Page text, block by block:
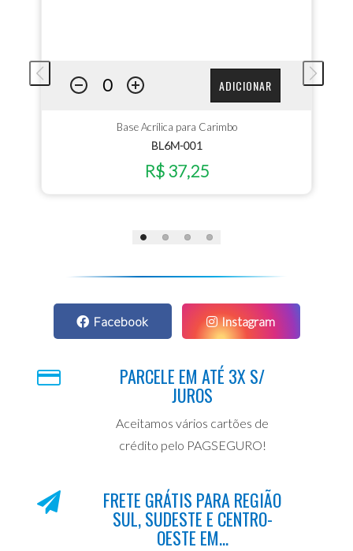
ADICIONAR
Base Acrílica para Carimbo
BL6M-001
R$ 37,25
Facebook Instagram
PARCELE EM ATÉ 3X S/
JUROS
Aceitamos vários cartões de
crédito pelo PAGSEGURO!
FRETE GRÁTIS PARA REGIÃO
SUL, SUDESTE E CENTRO-
OESTE EM...